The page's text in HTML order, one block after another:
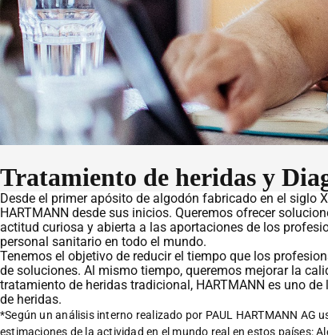
Tratamiento de heridas y
Desde el primer apósito de algodón fabricado en el siglo
HARTMANN desde sus inicios. Queremos ofrecer
actitud curiosa y abierta a las aportaciones de los
personal sanitario en todo el mundo.
Tenemos el objetivo de reducir el tiempo que los
de soluciones. Al mismo tiempo, queremos mejorar la
tratamiento de heridas tradicional, HARTMANN es uno
de heridas.
*Según un análisis interno realizado por PAUL HARTMANN AG
estimaciones de la actividad en el mundo real en estos países: